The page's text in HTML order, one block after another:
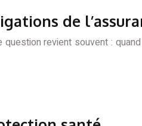
de
revient souvent :